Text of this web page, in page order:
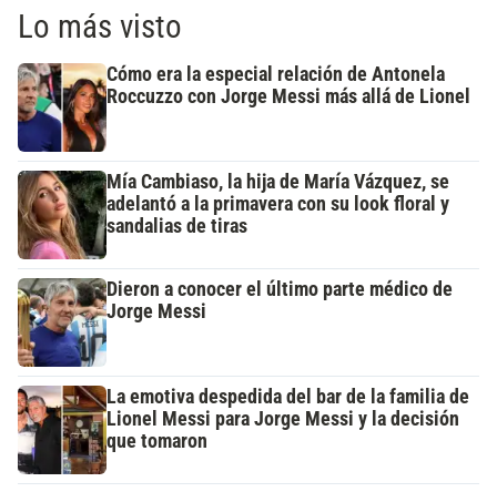
Lo más visto
Cómo era la especial relación de Antonela
Roccuzzo con Jorge Messi más allá de Lionel
Mía Cambiaso, la hija de María Vázquez, se
adelantó a la primavera con su look floral y
sandalias de tiras
Dieron a conocer el último parte médico de
Jorge Messi
La emotiva despedida del bar de la familia de
Lionel Messi para Jorge Messi y la decisión
que tomaron